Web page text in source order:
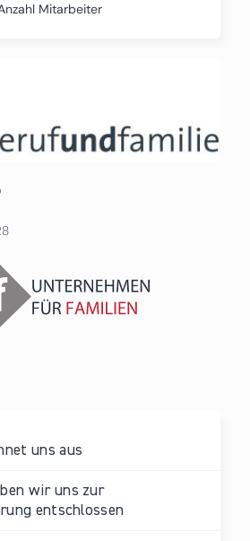
Mitarbeiter
uns aus
wir uns zur
entschlossen